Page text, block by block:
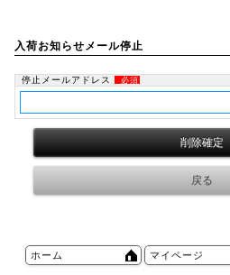
入荷お知らせメール停止
停止メールアドレス 必須
ホーム マイページ